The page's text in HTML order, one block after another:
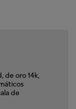
de oro 14k,
de